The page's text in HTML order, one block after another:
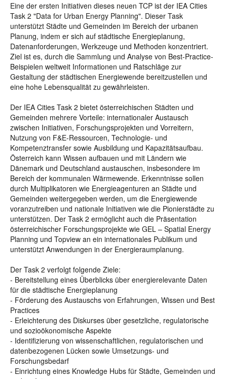
Eine der ersten Initiativen dieses neuen TCP ist der IEA Cities
Task 2 "Data for Urban Energy Planning". Dieser Task
unterstützt Städte und Gemeinden im Bereich der urbanen
Planung, indem er sich auf städtische Energieplanung,
Datenanforderungen, Werkzeuge und Methoden konzentriert.
Ziel ist es, durch die Sammlung und Analyse von Best-Practice-
Beispielen weltweit Informationen und Ratschläge zur
Gestaltung der städtischen Energiewende bereitzustellen und
eine hohe Lebensqualität zu gewährleisten.
Der IEA Cities Task 2 bietet österreichischen Städten und
Gemeinden mehrere Vorteile: internationaler Austausch
zwischen Initiativen, Forschungsprojekten und Vorreitern,
Nutzung von F&E-Ressourcen, Technologie- und
Kompetenztransfer sowie Ausbildung und Kapazitätsaufbau.
Österreich kann Wissen aufbauen und mit Ländern wie
Dänemark und Deutschland austauschen, insbesondere im
Bereich der kommunalen Wärmewende. Erkenntnisse sollen
durch Multiplikatoren wie Energieagenturen an Städte und
Gemeinden weitergegeben werden, um die Energiewende
voranzutreiben und nationale Initiativen wie die Pionierstädte zu
unterstützen. Der Task 2 ermöglicht auch die Präsentation
österreichischer Forschungsprojekte wie GEL – Spatial Energy
Planning und Topview an ein internationales Publikum und
unterstützt Anwendungen in der Energieraumplanung.
Der Task 2 verfolgt folgende Ziele:
- Bereitstellung eines Überblicks über energierelevante Daten
für die städtische Energieplanung
- Förderung des Austauschs von Erfahrungen, Wissen und Best
Practices
- Erleichterung des Diskurses über gesetzliche, regulatorische
und sozioökonomische Aspekte
- Identifizierung von wissenschaftlichen, regulatorischen und
datenbezogenen Lücken sowie Umsetzungs- und
Forschungsbedarf
- Einrichtung eines Knowledge Hubs für Städte, Gemeinden und